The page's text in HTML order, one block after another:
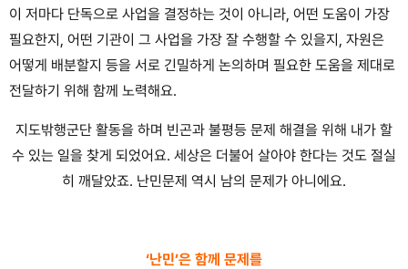
이 저마다 단독으로 사업을 결정하는 것이 아니라, 어떤 도움이 가장
필요한지, 어떤 기관이 그 사업을 가장 잘 수행할 수 있을지, 자원은
어떻게 배분할지 등을 서로 긴밀하게 논의하며 필요한 도움을 제대로
전달하기 위해 함께 노력해요.
지도밖행군단 활동을 하며 빈곤과 불평등 문제 해결을 위해 내가 할
수 있는 일을 찾게 되었어요. 세상은 더불어 살아야 한다는 것도 절실
히 깨달았죠. 난민문제 역시 남의 문제가 아니에요.
‘난민’은 함께 문제를